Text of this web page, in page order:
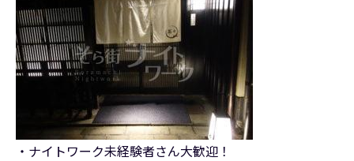
・ナイトワーク未経験者さん大歓迎！